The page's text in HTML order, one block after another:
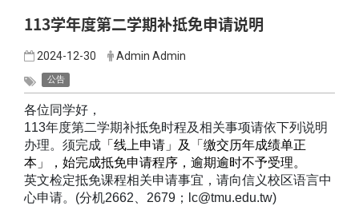
113学年度第二学期补抵免申请说明
2024-12-30 Admin Admin
公告
各位同学好，
113年度第二学期补抵免时程及相关事项请依下列说明
办理。须完成 「线上申请」及「缴交历年成绩单正
本」，始完成抵免申请程序，逾期逾时不予受理。
英文检定抵免课程相关申请事宜，请向信义校区语言中
心申请。(分机2662、2679 ；lc@tmu.edu.tw)